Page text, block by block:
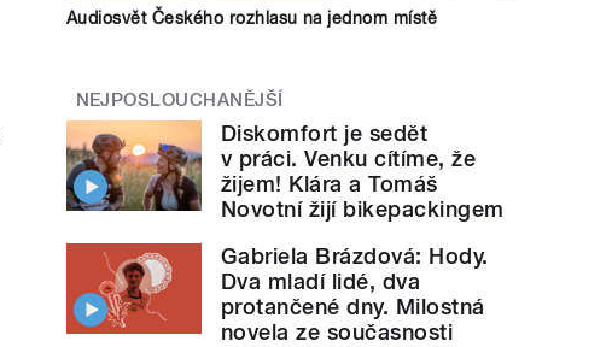
Audiosvět Českého rozhlasu na jednom místě
NEJPOSLOUCHANĚJŠÍ
Diskomfort je sedět
v práci. Venku cítíme, že
žijem! Klára a Tomáš
Novotní žijí bikepackingem
Gabriela Brázdová: Hody.
Dva mladí lidé, dva
protančené dny. Milostná
novela ze současnosti